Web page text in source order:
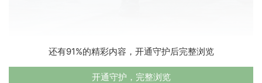
还有91%的精彩内容，开通守护后完整浏览
开通守护，完整浏览